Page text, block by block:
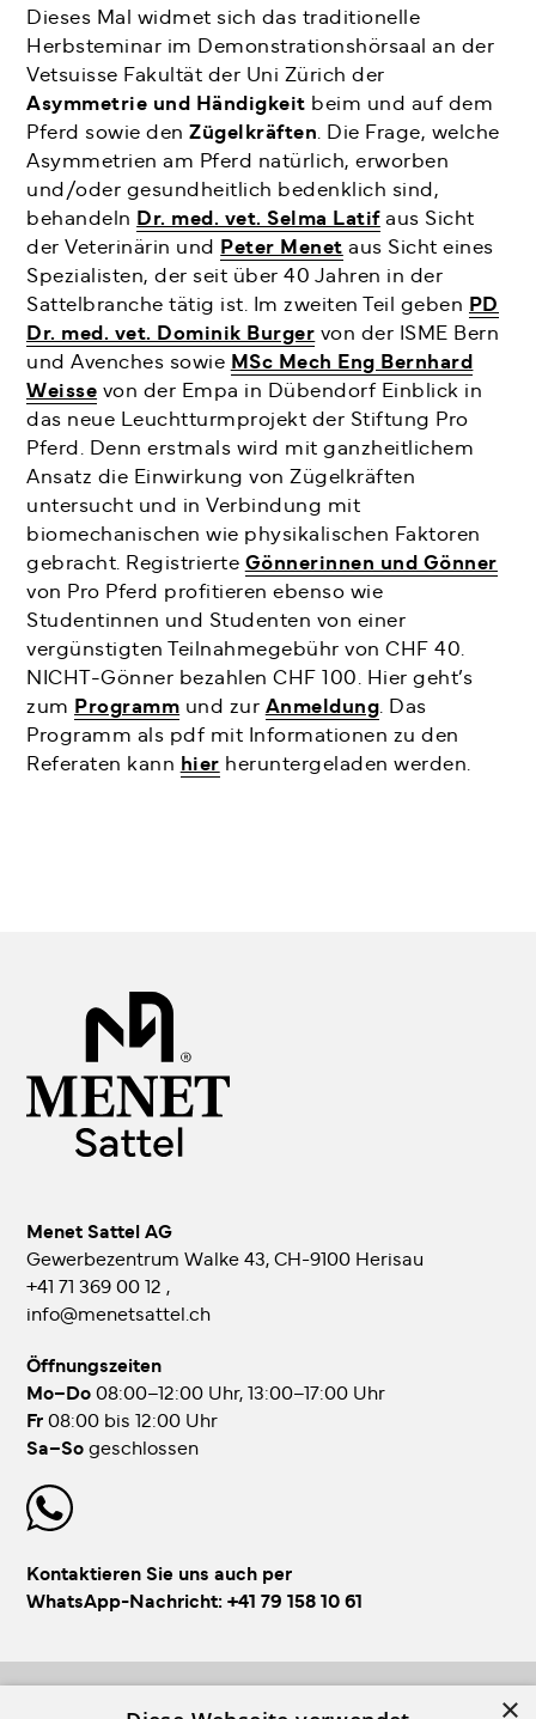
Dieses Mal widmet sich das traditionelle
Herbsteminar im Demonstrationshörsaal an der
Vetsuisse Fakultät der Uni Zürich der
Asymmetrie und Händigkeit beim und auf dem
Pferd sowie denZügelkräften. Die Frage, welche
Asymmetrien am Pferd natürlich, erworben
und/oder gesundheitlich bedenklich sind,
behandeln Dr. med. vet. Selma Latifaus Sicht
der Veterinärin und Peter Menet aus Sicht eines
Spezialisten, der seit über 40 Jahren in der
Sattelbranche tätig ist. Im zweiten Teil geben PD
Dr. med. vet. Dominik Burger von der ISME Bern
und Avenches sowie MSc Mech Eng Bernhard
Weisse von der Empa in Dübendorf Einblick in
das neue Leuchtturmprojekt der Stiftung Pro
Pferd. Denn erstmals wird mit ganzheitlichem
Ansatz die Einwirkung von Zügelkräften
untersucht und in Verbindung mit
biomechanischen wie physikalischen Faktoren
gebracht. Registrierte Gönnerinnen und Gönner
von Pro Pferd profitieren ebenso wie
Studentinnen und Studenten von einer
vergünstigten Teilnahmegebühr von CHF 40.
NICHT-Gönner bezahlen CHF 100. Hier geht’s
zum Programm und zur Anmeldung. Das
Programm als pdf mit Informationen zu den
Referaten kann hier heruntergeladen werden.
Menet Sattel AG
Gewerbezentrum Walke 43, CH-9100 Herisau
+41 71 369 00 12 ,
info@menetsattel.ch
Öffnungszeiten
Mo–Do08:00–12:00 Uhr, 13:00–17:00 Uhr
Fr08:00 bis 12:00 Uhr
Sa–Sogeschlossen
Kontaktieren Sie uns auch per
WhatsApp-Nachricht: +41 79 158 10 61
×